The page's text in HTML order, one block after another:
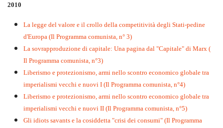
2010
La legge del valore e il crollo della competitività degli Stati-pedine
d'Europa (Il Programma comunista, n° 3)
La sovrapproduzione di capitale: Una pagina dal "Capitale" di Marx (
Il Programma comunista, n°3)
Liberismo e protezionismo, armi nello scontro economico globale tra
imperialismi vecchi e nuovi I (Il Programma comunista, n°4)
Liberismo e protezionismo, armi nello scontro economico globale tra
imperialismi vecchi e nuovi II (Il Programma comunista, n°5)
Gli idiots savants e la cosiddetta "crisi dei consumi" (Il Programma